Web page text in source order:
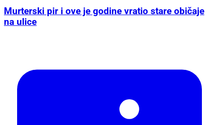
Murterski pir i ove je godine vratio stare običaje
na ulice